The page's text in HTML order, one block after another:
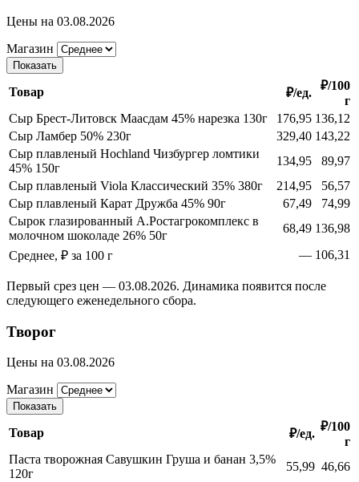
Цены на 03.08.2026
Магазин
Показать
Товар ₽/ед.
₽/100
г
Сыр Брест-Литовск Маасдам 45% нарезка 130г
176,95 136,12
Сыр Ламбер 50% 230г
329,40 143,22
Сыр плавленый Hochland Чизбургер ломтики
45% 150г
134,95
89,97
Сыр плавленый Viola Классический 35% 380г
214,95
56,57
Сыр плавленый Карат Дружба 45% 90г
67,49
74,99
Сырок глазированный А.Ростагрокомплекс в
молочном шоколаде 26% 50г
68,49 136,98
Среднее, ₽ за 100 г
— 106,31
Первый срез цен — 03.08.2026. Динамика появится после
следующего еженедельного сбора.
Творог
Цены на 03.08.2026
Магазин
Показать
Товар ₽/ед.
₽/100
г
Паста творожная Савушкин Груша и банан 3,5%
120г
55,99 46,66